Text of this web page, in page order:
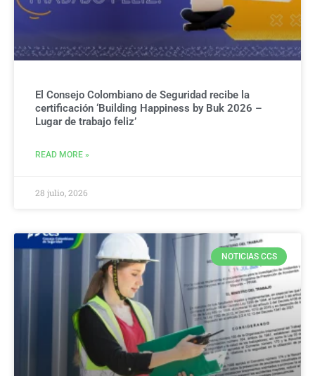
El Consejo Colombiano de Seguridad recibe la
certificación ‘Building Happiness by Buk 2026 –
Lugar de trabajo feliz’
READ MORE »
28 julio, 2026
NOTICIAS CCS